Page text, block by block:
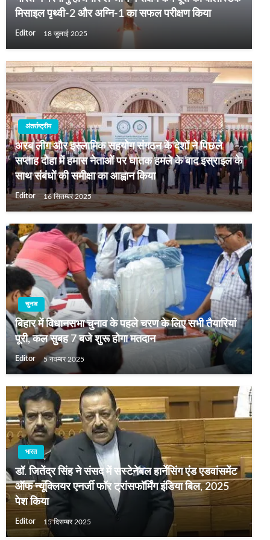
मिसाइल पृथ्वी-2 और अग्नि-1 का सफल परीक्षण किया
Editor 18 जुलाई 2025
अंतर्राष्ट्रीय
अरब लीग और इस्‍लामिक सहयोग संगठन के देशों ने पिछले
सप्‍ताह दोहा में हमास नेताओं पर घातक हमले के बाद इस्राइल के
साथ संबंधों की समीक्षा का आह्वान किया
Editor 16 सितम्बर 2025
चुनाव
बिहार में विधानसभा चुनाव के पहले चरण के लिए सभी तैयारियां
पूरी, कल सुबह 7 बजे शुरू होगा मतदान
Editor 5 नवम्बर 2025
भारत
डॉ. जितेंद्र सिंह ने संसद में सस्टेनेबल हार्नेसिंग एंड एडवांसमेंट
ऑफ न्यूक्लियर एनर्जी फॉर ट्रांसफॉर्मिंग इंडिया बिल, 2025
पेश किया
Editor 15 दिसम्बर 2025